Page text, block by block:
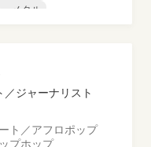
メタル
／ジャーナリスト
ト／アフロポップ
プホップ